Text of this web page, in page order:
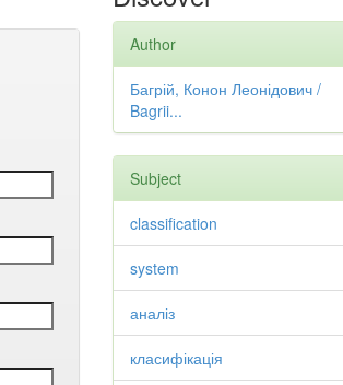
Author
Багрій, Конон Леонідович /
Bagrii...
Subject
classification
system
аналіз
класифікація